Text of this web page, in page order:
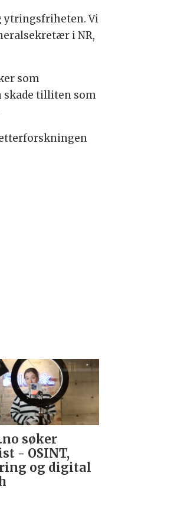
ytringsfriheten. Vi
i NR,
som
skade tilliten som
søker
- OSINT,
og digital